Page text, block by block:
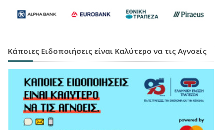
Κάποιες Ειδοποιήσεις είναι Καλύτερο να τις Αγνοείς